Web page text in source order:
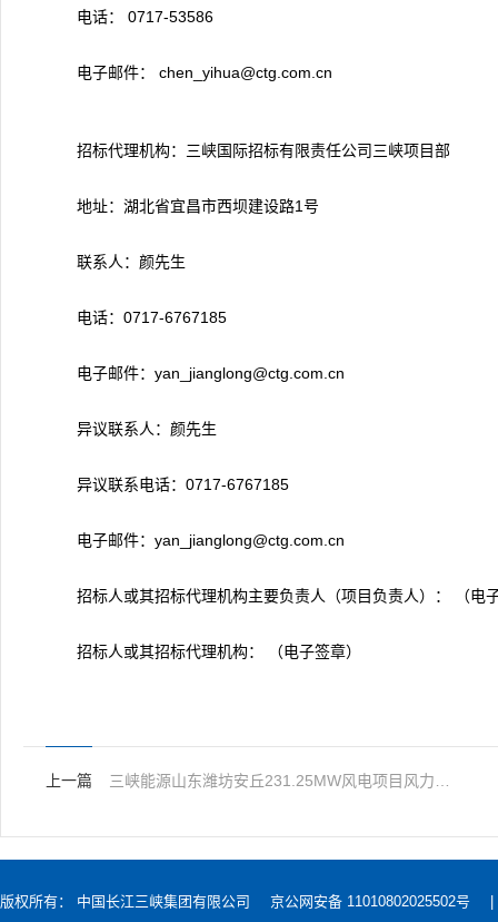
电话： 0717-53586
电子邮件： chen_yihua@ctg.com.cn
招标代理机构：三峡国际招标有限责任公司三峡项目部
地址：湖北省宜昌市西坝建设路1号
联系人：颜先生
电话：0717-6767185
电子邮件：yan_jianglong@ctg.com.cn
异议联系人：颜先生
异议联系电话：0717-6767185
电子邮件：yan_jianglong@ctg.com.cn
招标人或其招标代理机构主要负责人（项目负责人）： （电
招标人或其招标代理机构： （电子签章）
上一篇
版权所有： 中国长江三峡集团有限公司 京公网安备 11010802025502号